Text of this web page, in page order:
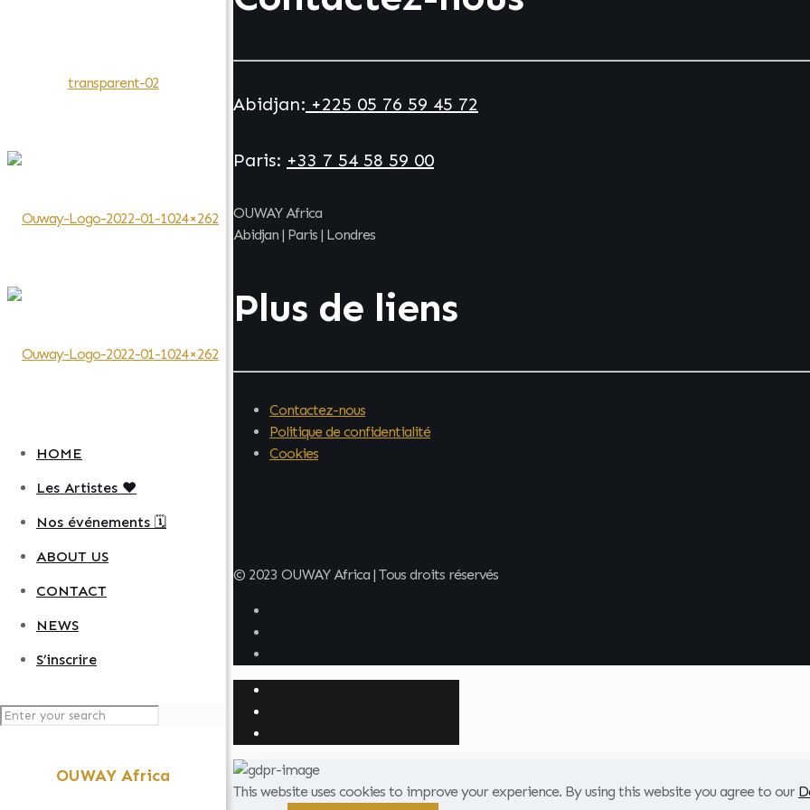
HOME
Les Artistes ❤️
Nos événements 🗓️
ABOUT US
CONTACT
NEWS
S’inscrire
OUWAY Africa
Abidjan: +225 05 76 59 45 72
Paris: +33 7 54 58 59 00
OUWAY Africa
Abidjan | Paris | Londres
Plus de liens
Contactez-nous
Politique de confidentialité
Cookies
© 2023 OUWAY Africa | Tous droits réservés
This website uses cookies to improve your experience. By using this website you agree to our